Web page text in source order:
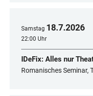
Samstag 18.7.2026
22:00 Uhr
IDeFix: Alles nur
Romanisches Seminar,